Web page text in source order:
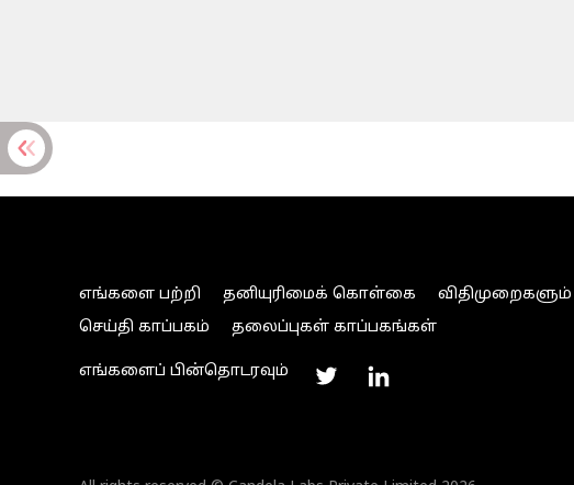
எங்களை பற்றி தனியுரிமைக் கொள்கை
செய்தி காப்பகம்
தலைப்புகள் காப்பகங்கள்
எங்களைப் பின்தொடரவும்